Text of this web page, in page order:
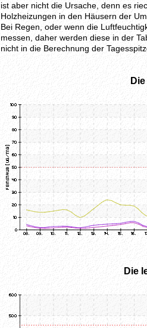
ist aber nicht die Ursache, denn es
Holzheizungen in den Häusern der
Bei Regen, oder wenn die
messen, daher werden diese in der
nicht in die Berechnung der
Die